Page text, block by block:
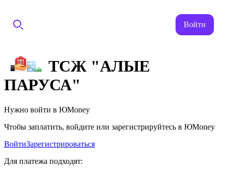
Войти
ТСЖ "АЛЫЕ
ПАРУСА"
Нужно войти в ЮMoney
Чтобы заплатить, войдите или зарегистрируйтесь в ЮMoney
ВойтиЗарегистрироваться
Для платежа подходят: